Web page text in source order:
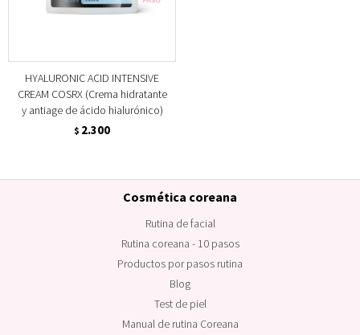
HYALURONIC ACID INTENSIVE
CREAM COSRX (Crema hidratante
y antiage de ácido hialurónico)
$ 2.300
Cosmética coreana
Rutina de facial
Rutina coreana - 10 pasos
Productos por pasos rutina
Blog
Test de piel
Manual de rutina Coreana